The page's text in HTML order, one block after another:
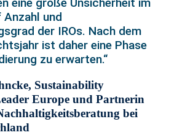
eine große Unsicherheit im
und
der IROs. Nach dem
ist daher eine Phase
zu erwarten.“
Sustainability
Europe und Partnerin
bei